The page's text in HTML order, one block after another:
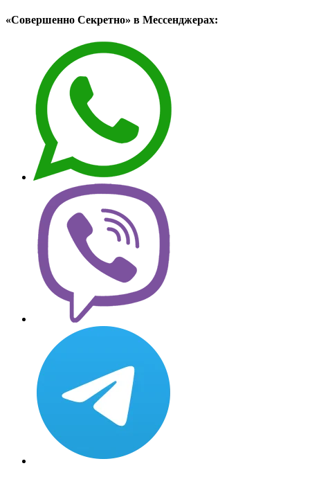
«Совершенно Секретно» в Мессенджерах: